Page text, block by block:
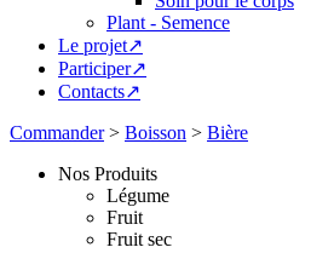
Plant - Semence
Le projet↗
Participer↗
Contacts↗
Commander> Boisson > Bière
Nos Produits
Légume
Fruit
Fruit sec